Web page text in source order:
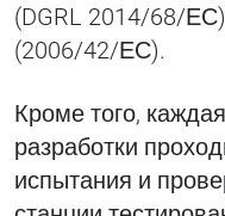
(DGRL 2014/68/
(2006/42/ЕС).
Кроме того,
разработки
испытания и